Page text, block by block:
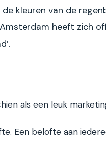
de kleuren van de
heeft zich
als een leuk
Een belofte aan